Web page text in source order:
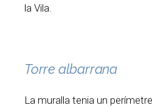
la Vila.
Torre albarrana
La muralla tenia un